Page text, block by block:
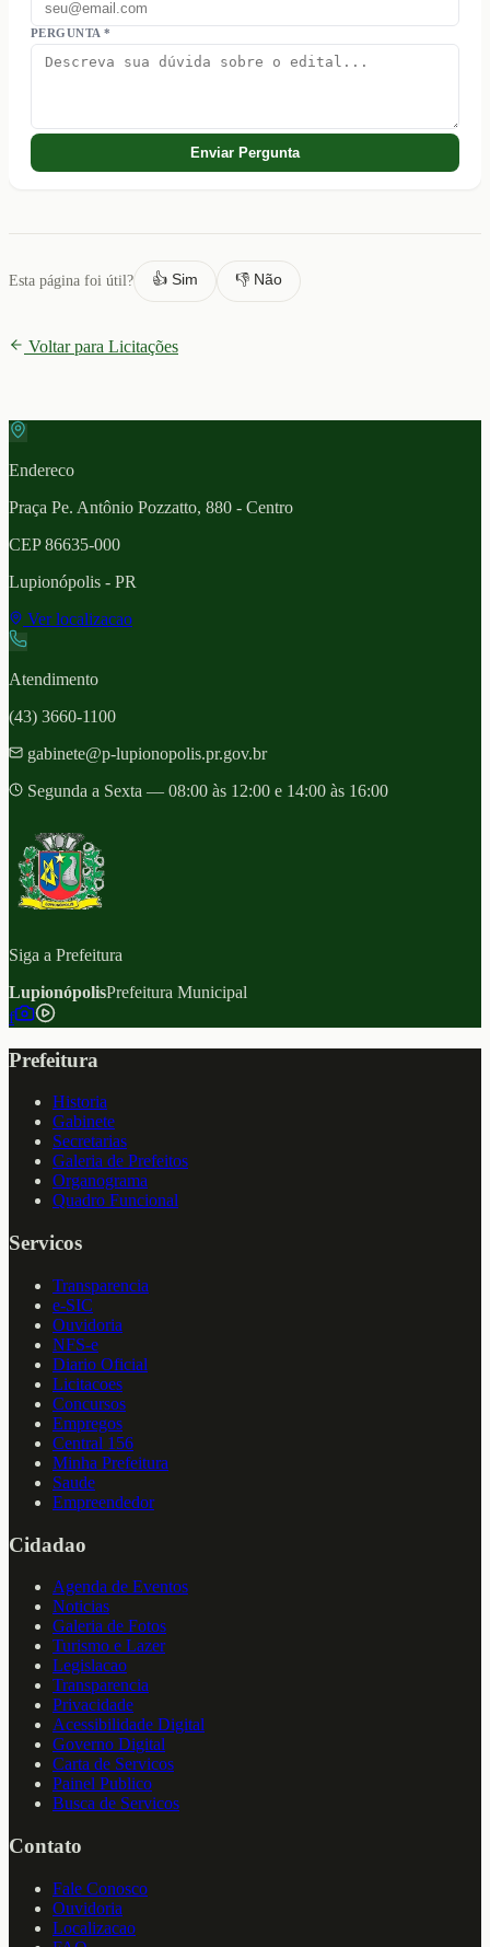
PERGUNTA *
Enviar Pergunta
Esta página foi útil? 👍 Sim 👎 Não
Voltar para Licitações
Endereco
Praça Pe. Antônio Pozzatto, 880 - Centro
CEP86635-000
Lupionópolis - PR
Ver localizacao
Atendimento
(43) 3660-1100
gabinete@p-lupionopolis.pr.gov.br
Segunda a Sexta — 08:00 às 12:00 e 14:00 às 16:00
Siga a Prefeitura
LupionópolisPrefeitura Municipal
f
Prefeitura
Historia
Gabinete
Secretarias
Galeria de Prefeitos
Organograma
Quadro Funcional
Servicos
Transparencia
e-SIC
Ouvidoria
NFS-e
Diario Oficial
Licitacoes
Concursos
Empregos
Central 156
Minha Prefeitura
Saude
Empreendedor
Cidadao
Agenda de Eventos
Noticias
Galeria de Fotos
Turismo e Lazer
Legislacao
Transparencia
Privacidade
Acessibilidade Digital
Governo Digital
Carta de Servicos
Painel Publico
Busca de Servicos
Contato
Fale Conosco
Ouvidoria
Localizacao